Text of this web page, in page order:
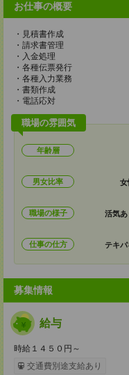
お仕事の概要
・見積書作成
・請求書管理
・入金処理
・各種伝票発行
・各種入力業務
・書類作成
・電話応対
職場の雰囲気
年齢層
男女比率 女
職場の様子 活気あ
仕事の仕方 テキパ
募集情報
給与
時給１４５０円～
交通費別途支給あり